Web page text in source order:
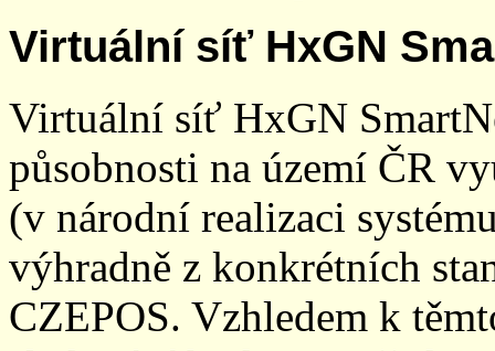
Virtuální síť HxGN
Virtuální síť HxGN
působnosti na území ČR
(v národní realizaci
výhradně z konkrétních
CZEPOS. Vzhledem k